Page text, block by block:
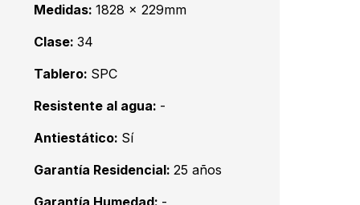
Medidas: 1828 x 229mm
Clase: 34
Tablero: SPC
Resistente al agua: -
Antiestático: Sí
Garantía Residencial: 25 años
Garantía Humedad: -